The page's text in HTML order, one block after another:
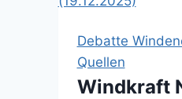
Debatte
Quellen
Windkraft